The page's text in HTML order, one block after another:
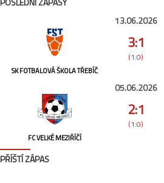
SK FOTBALOVÁ ŠKOLA TŘEBÍČ
13.06.2026
3:1
(1:0)
FC VELKÉ MEZIŘÍČÍ
05.06.2026
2:1
(1:0)
PŘÍŠTÍ ZÁPAS